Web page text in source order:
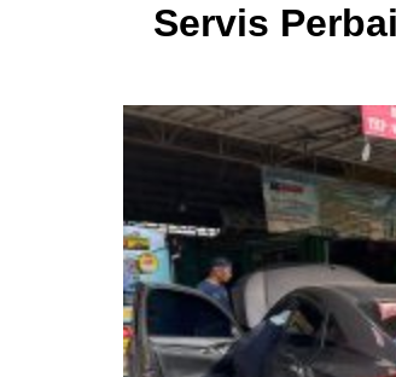
Servis